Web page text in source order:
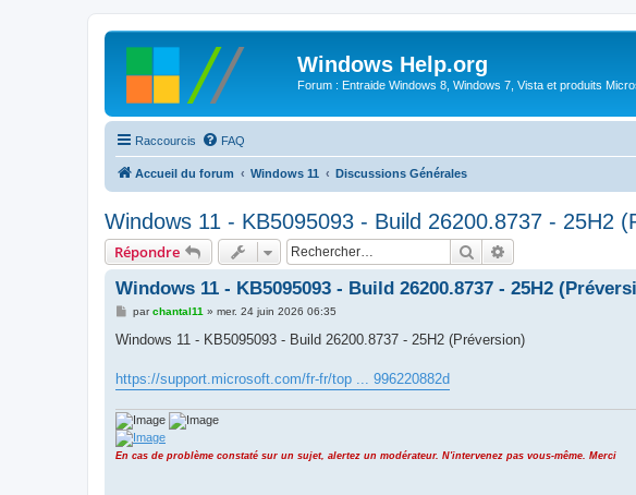
Windows Help.org
Forum : Entraide Windows 8, Windows 7, Vista et produits
Raccourcis FAQ
Accueil du forum Windows 11 Discussions Générales
Windows 11 - KB5095093 - Build 26200.8737 - 25H2
Répondre Rechercher
Windows 11 - KB5095093 - Build 26200.8737 - 25H2
M
s
g
e
parchantal11 » mer. 24 juin 2026 06:35
Windows 11 - KB5095093 - Build 26200.8737 - 25H2 (Préversion)
https://support.microsoft.com/fr-fr/top ... 996220882d
En cas de problème constaté sur un sujet, alertez un modérateur. N'intervenez pas vous-même. Merci